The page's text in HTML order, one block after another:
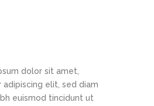
dolor sit amet,
elit, sed diam
euismod tincidunt ut